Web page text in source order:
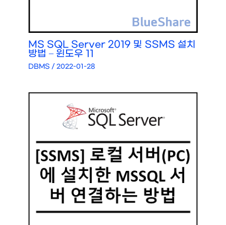
MS SQL Server 2019 및 SSMS 설치
방법 – 윈도우 11
DBMS /2022-01-28